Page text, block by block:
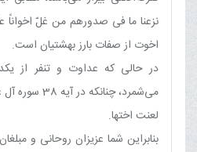
نزعنا ما فی صدورهم من غلّ اخواناً
اخوت از صفات بارز بهشتیان است.
در حالی که عداوت و تنفر از
می‌شمرد،
لعنت اختها.
بنابراین شما عزیزان روحانی و